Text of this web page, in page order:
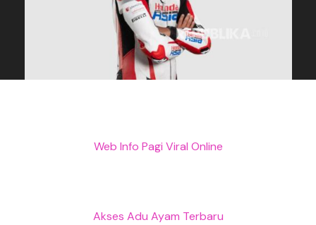
Web Info Pagi Viral Online
Akses Adu Ayam Terbaru